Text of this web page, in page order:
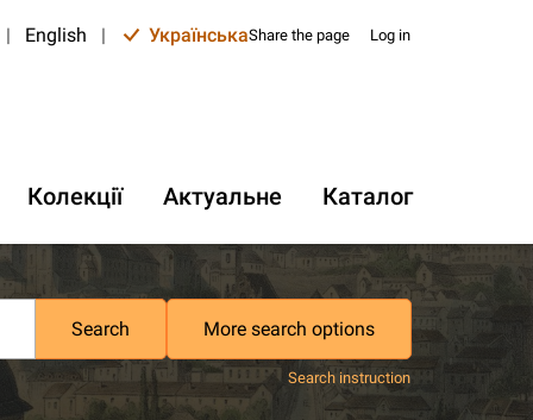
| English | УкраїнськаShare the page Log in
Колекції Актуальне Каталог
Search More search options
Search instruction